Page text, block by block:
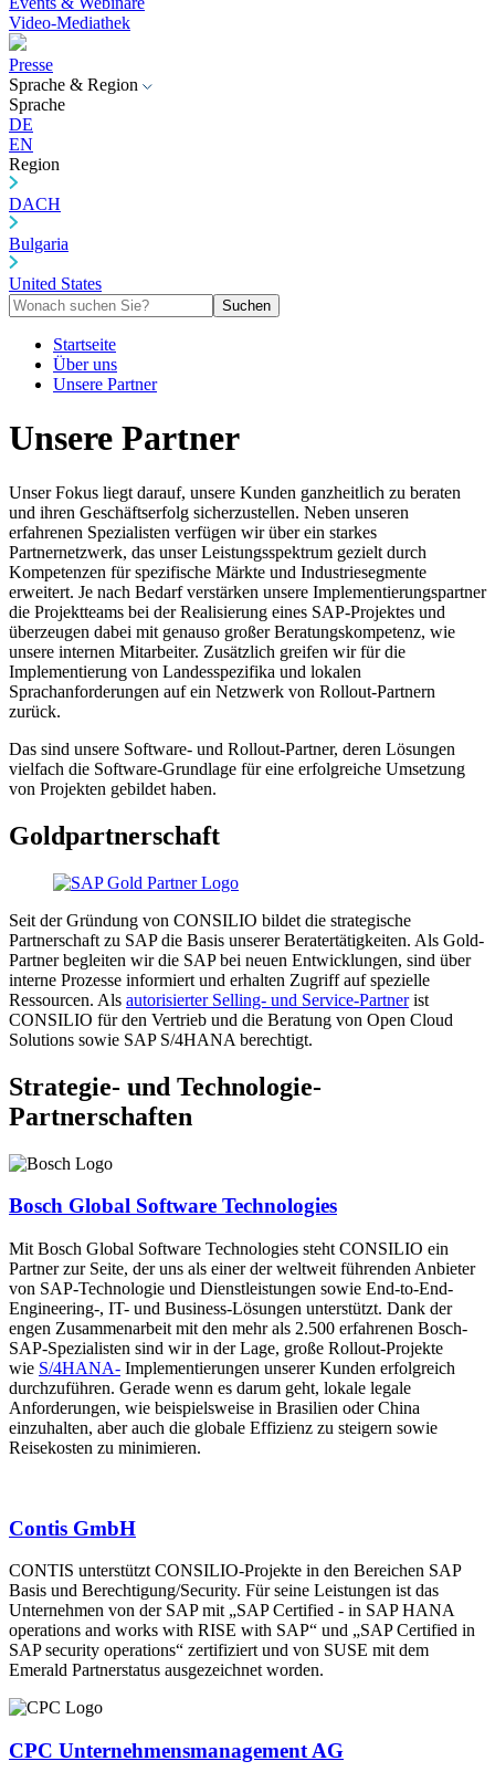
Video-Mediathek
Presse
Sprache & Region
Sprache
DE
EN
Region
DACH
Bulgaria
United States
Suchen
Startseite
Über uns
Unsere Partner
Unsere Partner
Unser Fokus liegt darauf, unsere Kunden ganzheitlich zu beraten
und ihren Geschäftserfolg sicherzustellen. Neben unseren
erfahrenen Spezialisten verfügen wir über ein starkes
Partnernetzwerk, das unser Leistungsspektrum gezielt durch
Kompetenzen für spezifische Märkte und Industriesegmente
erweitert. Je nach Bedarf verstärken unsere Implementierungspartner
die Projektteams bei der Realisierung eines SAP-Projektes und
überzeugen dabei mit genauso großer Beratungskompetenz, wie
unsere internen Mitarbeiter. Zusätzlich greifen wir für die
Implementierung von Landesspezifika und lokalen
Sprachanforderungen auf ein Netzwerk von Rollout-Partnern
zurück.
Das sind unsere Software- und Rollout-Partner, deren Lösungen
vielfach die Software-Grundlage für eine erfolgreiche Umsetzung
von Projekten gebildet haben.
Goldpartnerschaft
Seit der Gründung von CONSILIO bildet die strategische
Partnerschaft zu SAP die Basis unserer Beratertätigkeiten. Als Gold-
Partner begleiten wir die SAP bei neuen Entwicklungen, sind über
interne Prozesse informiert und erhalten Zugriff auf spezielle
Ressourcen. Als autorisierter Selling- und Service-Partnerist
CONSILIO für den Vertrieb und die Beratung von Open Cloud
Solutions sowie SAP S/4HANA berechtigt.
Strategie- und Technologie-
Partnerschaften
Bosch Global Software Technologies
Mit Bosch Global Software Technologies steht CONSILIO ein
Partner zur Seite, der uns als einer der weltweit führenden Anbieter
von SAP-Technologie und Dienstleistungen sowie End-to-End-
Engineering-, IT- und Business-Lösungen unterstützt. Dank der
engen Zusammenarbeit mit den mehr als 2.500 erfahrenen Bosch-
SAP-Spezialisten sind wir in der Lage, große Rollout-Projekte
wie S/4HANA- Implementierungen unserer Kunden erfolgreich
durchzuführen. Gerade wenn es darum geht, lokale legale
Anforderungen, wie beispielsweise in Brasilien oder China
einzuhalten, aber auch die globale Effizienz zu steigern sowie
Reisekosten zu minimieren.
Contis GmbH
CONTIS unterstützt CONSILIO-Projekte in den Bereichen SAP
Basis und Berechtigung/Security. Für seine Leistungen ist das
Unternehmen von der SAP mit „SAP Certified - in SAP HANA
operations and works with RISE with SAP“ und „SAP Certified in
SAP security operations“ zertifiziert und von SUSE mit dem
Emerald Partnerstatus ausgezeichnet worden.
CPC Unternehmensmanagement AG